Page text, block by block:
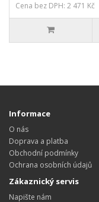
Cena bez DPH: 2 471 Kč
Informace
O nás
Doprava a platba
Obchodní podmínky
Ochrana osobních údajů
Zákaznický servis
Napište nám